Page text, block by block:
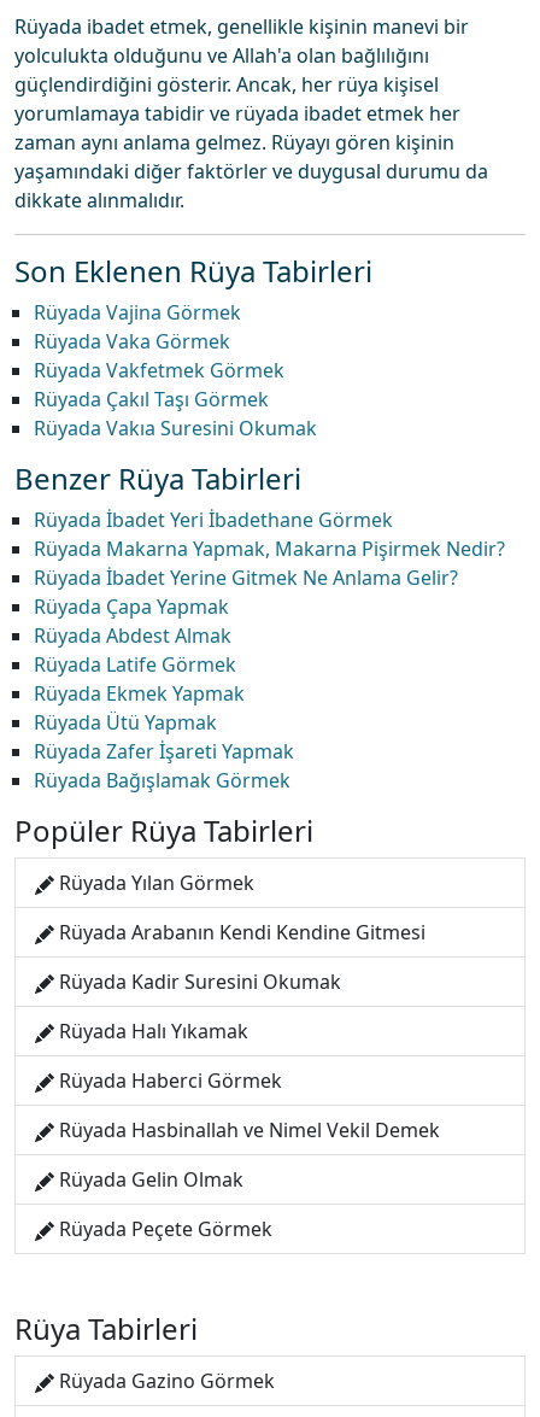
Rüyada ibadet etmek, genellikle kişinin manevi bir
yolculukta olduğunu ve Allah'a olan bağlılığını
güçlendirdiğini gösterir. Ancak, her rüya kişisel
yorumlamaya tabidir ve rüyada ibadet etmek her
zaman aynı anlama gelmez. Rüyayı gören kişinin
yaşamındaki diğer faktörler ve duygusal durumu da
dikkate alınmalıdır.
Son Eklenen Rüya Tabirleri
Rüyada Vajina Görmek
Rüyada Vaka Görmek
Rüyada Vakfetmek Görmek
Rüyada Çakıl Taşı Görmek
Rüyada Vakıa Suresini Okumak
Benzer Rüya Tabirleri
Rüyada İbadet Yeri İbadethane Görmek
Rüyada Makarna Yapmak, Makarna Pişirmek Nedir?
Rüyada İbadet Yerine Gitmek Ne Anlama Gelir?
Rüyada Çapa Yapmak
Rüyada Abdest Almak
Rüyada Latife Görmek
Rüyada Ekmek Yapmak
Rüyada Ütü Yapmak
Rüyada Zafer İşareti Yapmak
Rüyada Bağışlamak Görmek
Popüler Rüya Tabirleri
Rüyada Yılan Görmek
Rüyada Arabanın Kendi Kendine Gitmesi
Rüyada Kadir Suresini Okumak
Rüyada Halı Yıkamak
Rüyada Haberci Görmek
Rüyada Hasbinallah ve Nimel Vekil Demek
Rüyada Gelin Olmak
Rüyada Peçete Görmek
Rüya Tabirleri
Rüyada Gazino Görmek